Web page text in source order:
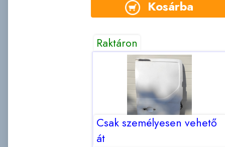
Kosárba
Raktáron
Csak személyesen vehető
át